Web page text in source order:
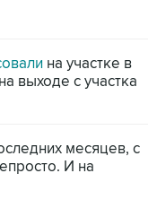
на участке в
выходе с участка
месяцев, с
И на